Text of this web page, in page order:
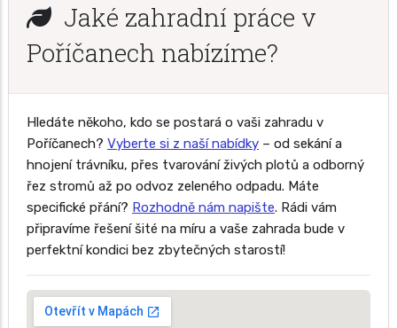
Jaké zahradní práce v
Poříčanech nabízíme?
Hledáte někoho, kdo se postará o vaši zahradu v
Poříčanech? Vyberte si z naší nabídky – od sekání a
hnojení trávníku, přes tvarování živých plotů a odborný
řez stromů až po odvoz zeleného odpadu. Máte
specifické přání? Rozhodně nám napište. Rádi vám
připravíme řešení šité na míru a vaše zahrada bude v
perfektní kondici bez zbytečných starostí!